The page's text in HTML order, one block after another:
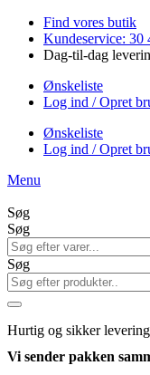
Videre
indhold
Find vores butik
Kundeservice: 30
Dag-til-dag
Ønskeliste
Log ind / Opret
Ønskeliste
Log ind / Opret
Menu
Søg
Søg
Søg
Hurtig og sikker levering
Vi sender pakken